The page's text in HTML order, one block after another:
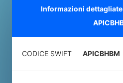
Informazioni dettagliate
CODICE SWIFT APICBHBM